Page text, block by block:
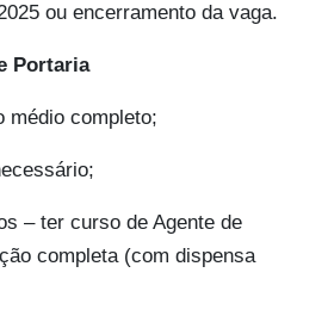
ou encerramento da vaga.
Portaria
médio completo;
– ter curso de Agente de
completa (com dispensa